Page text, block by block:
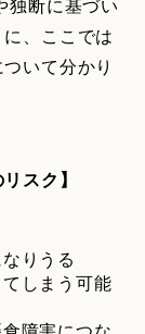
独断に基づい
、ここでは
ついて分かり
スク】
りうる
しまう可能